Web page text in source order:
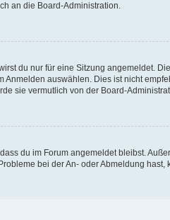
an die Board-Administration.
du nur für eine Sitzung angemeldet.
auswählen. Dies ist nicht
sie vermutlich von der Board-
du im Forum angemeldet bleibst.
bei der An- oder Abmeldung